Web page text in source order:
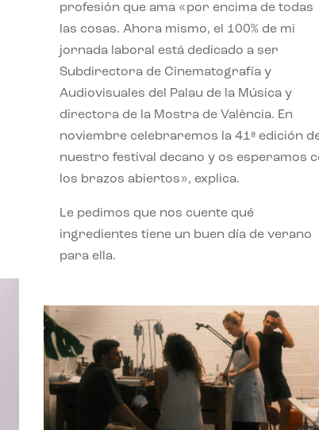
profesión que ama «por encima de todas
las cosas. Ahora mismo, el 100% de mi
jornada laboral está dedicado a ser
Subdirectora de Cinematografía y
Audiovisuales del Palau de la Música y
directora de la Mostra de València. En
noviembre celebraremos la 41ª edición
nuestro festival decano y os esperamos
los brazos abiertos», explica.
Le pedimos que nos cuente qué
ingredientes tiene un buen día de verano
para ella.